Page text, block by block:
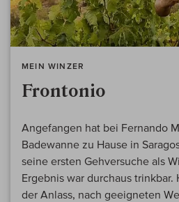
MEIN WINZER
Frontonio
Angefangen hat bei Fernando
Badewanne zu Hause in
seine ersten Gehversuche als
Ergebnis war durchaus
der Anlass, nach geeigneten